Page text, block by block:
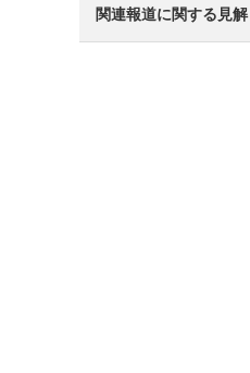
関連報道に関する見解